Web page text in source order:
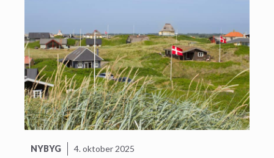
NYBYG 4. oktober 2025